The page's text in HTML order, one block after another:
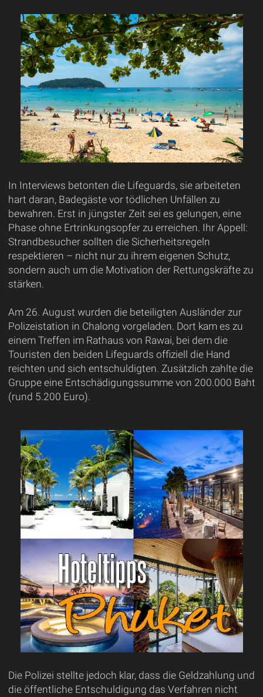
In Interviews betonten die Lifeguards, sie arbeiteten
hart daran, Badegäste vor tödlichen Unfällen zu
bewahren. Erst in jüngster Zeit sei es gelungen, eine
Phase ohne Ertrinkungsopfer zu erreichen. Ihr Appell:
Strandbesucher sollten die Sicherheitsregeln
respektieren – nicht nur zu ihrem eigenen Schutz,
sondern auch um die Motivation der Rettungskräfte zu
stärken.
Am 26. August wurden die beteiligten Ausländer zur
Polizeistation in Chalong vorgeladen. Dort kam es zu
einem Treffen im Rathaus von Rawai, bei dem die
Touristen den beiden Lifeguards offiziell die Hand
reichten und sich entschuldigten. Zusätzlich zahlte die
Gruppe eine Entschädigungssumme von 200.000 Baht
(rund 5.200 Euro).
Die Polizei stellte jedoch klar, dass die Geldzahlung und
die öffentliche Entschuldigung das Verfahren nicht